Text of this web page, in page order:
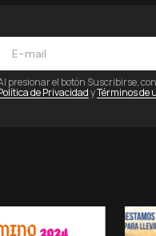
presionar el botón Suscribirse,
de PrivacidadyTérminos de